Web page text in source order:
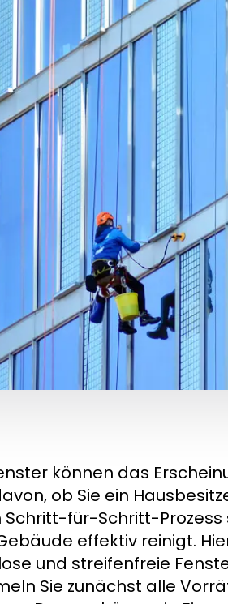
können das
ob Sie ein
Schritt-für-Schritt-
effektiv reinigt.
und streifenfreie
Sie zunächst alle